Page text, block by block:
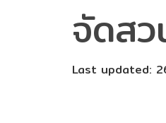
จัดสว
Last updated: